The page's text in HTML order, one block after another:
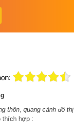
thôn, quang cảnh đô thị
thích hợp :